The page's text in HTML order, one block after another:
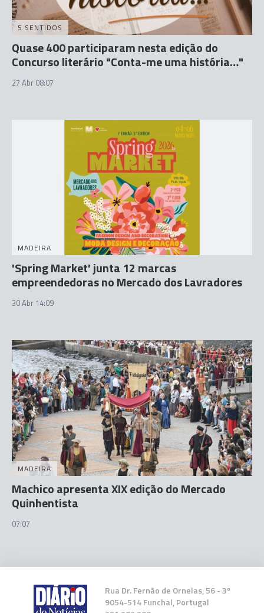
5 SENTIDOS
Quase 400 participaram nesta edição do
Concurso literário "Conta-me uma história…"
27 Abr 08:07
MADEIRA
'Spring Market' junta 12 marcas
empreendedoras no Mercado dos Lavradores
30 Abr 14:09
MADEIRA
Machico apresenta XIX edição do Mercado
Quinhentista
07:07
Rua Dr. Fernão de Ornelas, 56 - 3º
9054-514 Funchal, Portugal